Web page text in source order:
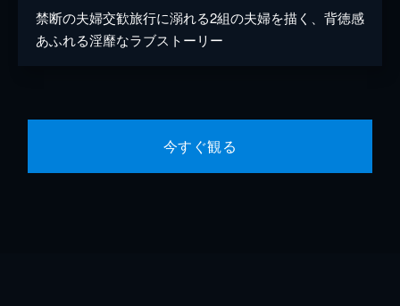
禁断の夫婦交歓旅行に溺れる2組の夫婦を描く、背徳感
あふれる淫靡なラブストーリー
今すぐ観る